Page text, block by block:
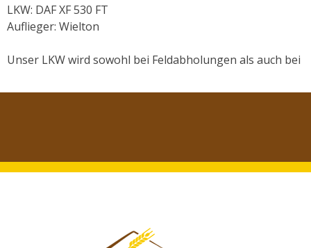
LKW: DAF XF 530 FT
Auflieger: Wielton
Unser LKW wird sowohl bei Feldabholungen als auch